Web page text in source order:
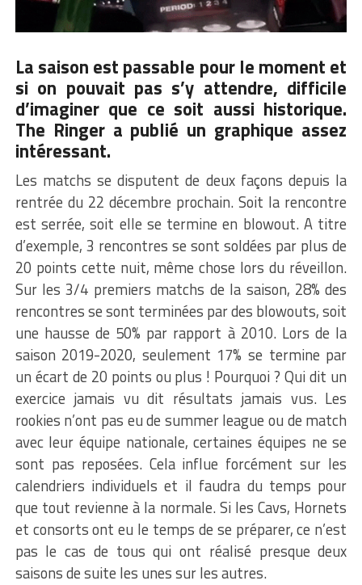
La saison est passable pour le moment et
si on pouvait pas s’y attendre, difficile
d’imaginer que ce soit aussi historique.
The Ringer a publié un graphique assez
intéressant.
Les matchs se disputent de deux façons depuis la
rentrée du 22 décembre prochain. Soit la rencontre
est serrée, soit elle se termine en blowout. A titre
d’exemple, 3 rencontres se sont soldées par plus de
20 points cette nuit, même chose lors du réveillon.
Sur les 3/4 premiers matchs de la saison, 28% des
rencontres se sont terminées par des blowouts, soit
une hausse de 50% par rapport à 2010. Lors de la
saison 2019-2020, seulement 17% se termine par
un écart de 20 points ou plus ! Pourquoi ? Qui dit un
exercice jamais vu dit résultats jamais vus. Les
rookies n’ont pas eu de summer league ou de match
avec leur équipe nationale, certaines équipes ne se
sont pas reposées. Cela influe forcément sur les
calendriers individuels et il faudra du temps pour
que tout revienne à la normale. Si les Cavs, Hornets
et consorts ont eu le temps de se préparer, ce n’est
pas le cas de tous qui ont réalisé presque deux
saisons de suite les unes sur les autres.